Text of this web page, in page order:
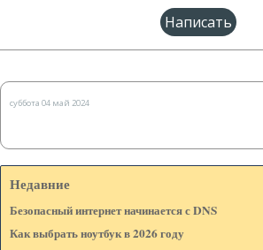
Веб-сайт: (Если есть)
E-mail: (не показывается на странице)*
суббота 04 май 2024
Недавние
Безопасный интернет начинается с DNS
Как выбрать ноутбук в 2026 году